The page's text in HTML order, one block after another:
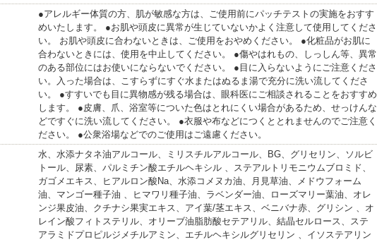
●アレルギー体質の方、肌が敏感な方は、ご使用前にパッチテストの実施をおすす
めいたします。 ●お肌や頭皮に異常が生じていないかよく注意して使用してくださ
い。 お肌や頭皮に合わないときは、ご使用をおやめください。 ●化粧品がお肌に
合わないときには、使用を中止してください。 ●傷やはれもの、しっしん等、異常
のある部位にはお使いにならないでください。 ●目に入らないようにご注意くださ
い。入った場合は、こすらずにすぐ水またはぬるま湯で充分に洗い流してくださ
い。 ●すすいでも目に異物感が残る場合は、眼科医にご相談されることをおすすめ
します。 ●皮膚、爪、浴室等についた色はとれにくい場合があるため、せっけんな
どですぐに洗い流してください。 ●衣服や布などにつくととれませんのでご注意く
ださい。 ●公衆浴場などでのご使用はご遠慮ください。
水、水添ナタネ油アルコール、ミリスチルアルコール、BG、グリセリン、ソルビ
トール、尿素、パルミチン酸エチルヘキシル 、ステアルトリモニウムブロミド、
ガゴメエキス、ヒアルロン酸Na、水添コメヌカ油、月見草油、メドウフォーム
油、マンゴー種子油 、ヒマワリ種子油、ラベンダー油、ローズマリー葉油、オレ
ンジ果皮油、クチナシ果実エキス、アイ葉/茎エキス、ベニバナ赤、グリシン 、オ
レイン酸フィトステリル、オリーブ油脂肪酸セテアリル、結晶セルロース、ステ
アラミドプロピルジメチルアミン、エチルヘキシルグリセリン 、イソステアリン